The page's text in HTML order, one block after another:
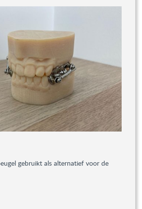
gebruikt als alternatief voor de